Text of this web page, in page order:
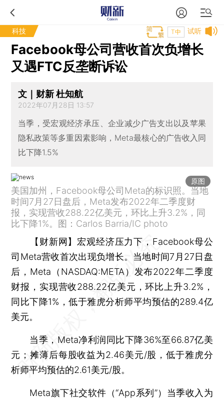
科技 试听
T中
Facebook母公司营收首次负增长
又遇FTC反垄断诉讼
文｜财新 杜知航
2022年07月28日 13:57
当季，受宏观经济承压、企业减少广告支出以及苹果
隐私政策等多重因素影响，Meta最核心的广告收入同
比下降1.5%
原图
美国加州，Facebook母公司Meta的标识照。当地
时间7月27日盘后，Meta发布2022年二季度财
报，实现营收288.22亿美元，环比上升3.2%，同
比下降1%。图：Carlos Barria/IC photo
【财新网】 宏观经济压力下，Facebook母公
司Meta营收首次出现负增长。当地时间7月27日盘
后，Meta（NASDAQ:META）发布2022年二季度
财报，实现营收288.22亿美元，环比上升3.2%，
同比下降1%，低于雅虎分析师平均预估的289.4亿
美元。
当季，Meta净利润同比下降36%至66.87亿美
元；摊薄后每股收益为2.46美元/股，低于雅虎分
析师平均预估的2.61美元/股。
Meta旗下社交软件（“App系列”）当季收入为